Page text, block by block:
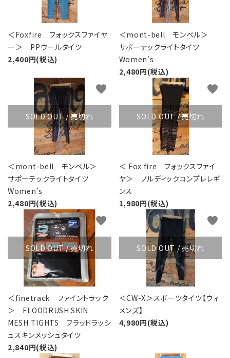
ACCOUNT MENU
ようこそ ゲスト 様
meeting_room ログイン 新規会員登録
＜Foxfire フォックスファイヤ
ー＞ PPウールタイツ
2,400円(税込)
＜mont-bell モンベル＞
サポーテックライトタイツ
Women's
2,480円(税込)
SOLD OUT / 売切れ
＜mont-bell モンベル＞
サポーテックライトタイツ
Women's
2,480円(税込)
favorite
SOLD OUT / 売切れ
＜ Fox fire フォックスファイ
ヤ＞ ノルディックコンプレレギ
ンス
1,980円(税込)
favorite
SOLD OUT / 売切れ
＜finetrack ファイントラック
＞ FLOODRUSH SKIN
MESH TIGHTS フラッドラッシ
ュスキンメッシュタイツ
2,840円(税込)
favorite
SOLD OUT / 売切れ
＜CW-X＞スポーツタイツ【ウィ
メンズ】
4,980円(税込)
favorite